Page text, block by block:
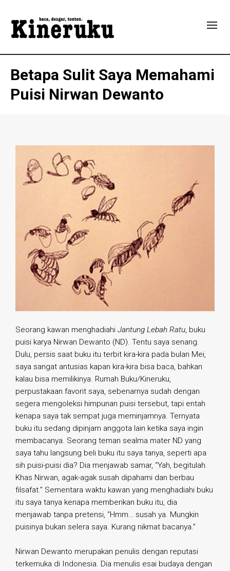
Betapa Sulit Saya Memahami
Puisi Nirwan Dewanto
Seorang kawan menghadiahi Jantung Lebah Ratu, buku
puisi karya Nirwan Dewanto (ND). Tentu saya senang.
Dulu, persis saat buku itu terbit kira-kira pada bulan Mei,
saya sangat antusias kapan kira-kira bisa baca, bahkan
kalau bisa memilikinya. Rumah Buku/Kineruku,
perpustakaan favorit saya, sebenarnya sudah dengan
segera mengoleksi himpunan puisi tersebut, tapi entah
kenapa saya tak sempat juga meminjamnya. Ternyata
buku itu sedang dipinjam anggota lain ketika saya ingin
membacanya. Seorang teman sealma mater ND yang
saya tahu langsung beli buku itu saya tanya, seperti apa
sih puisi-puisi dia? Dia menjawab samar, “Yah, begitulah.
Khas Nirwan, agak-agak susah dipahami dan berbau
filsafat.” Sementara waktu kawan yang menghadiahi buku
itu saya tanya kenapa memberikan buku itu, dia
menjawab tanpa pretensi, “Hmm… susah ya. Mungkin
puisinya bukan selera saya. Kurang nikmat bacanya.”
Nirwan Dewanto merupakan penulis dengan reputasi
terkemuka di Indonesia. Dia menulis esai budaya dengan